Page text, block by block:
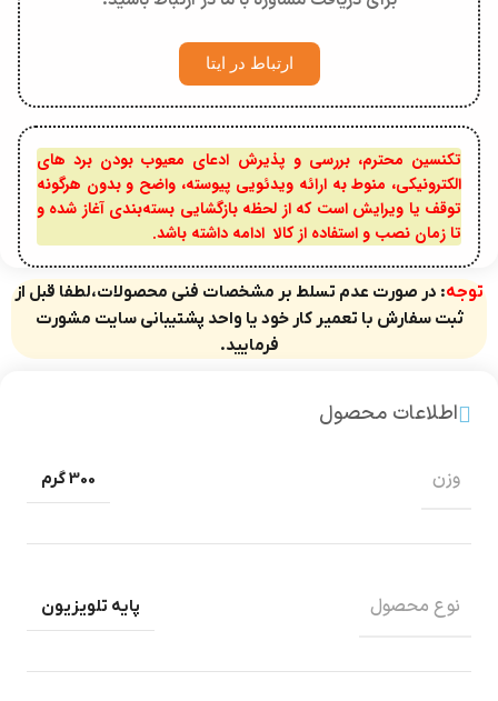
ارتباط در ایتا
تکنسین محترم، بررسی و پذیرش ادعای معیوب بودن برد های
الکترونیکی، منوط به ارائه ویدئویی پیوسته، واضح و بدون هرگونه
توقف یا ویرایش است که از لحظه بازگشایی بسته‌بندی آغاز شده و
تا زمان نصب و استفاده از کالا ادامه داشته باشد.
توجه: در صورت عدم تسلط بر مشخصات فنی محصولات،لطفا قبل از
ثبت سفارش با تعمیر کار خود یا واحد پشتیبانی سایت مشورت
فرمایید.
اطلاعات محصول
وزن 300 گرم
نوع محصول پایه تلویزیون